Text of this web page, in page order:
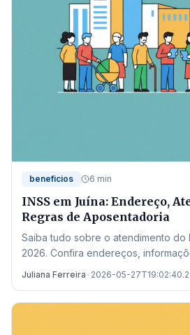
beneficios 6 min
INSS em Juína: Endereço,
Regras de Aposentadoria
Saiba tudo sobre o atendimento do
2026. Confira endereços,
Juliana Ferreira• 2026-05-